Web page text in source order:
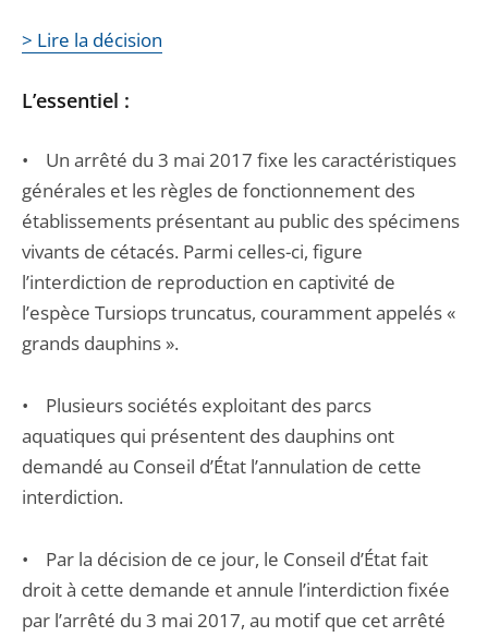
> Lire la décision
L’essentiel :
• Un arrêté du 3 mai 2017 fixe les caractéristiques
générales et les règles de fonctionnement des
établissements présentant au public des spécimens
vivants de cétacés. Parmi celles-ci, figure
l’interdiction de reproduction en captivité de
l’espèce Tursiops truncatus, couramment appelés «
grands dauphins ».
• Plusieurs sociétés exploitant des parcs
aquatiques qui présentent des dauphins ont
demandé au Conseil d’État l’annulation de cette
interdiction.
• Par la décision de ce jour, le Conseil d’État fait
droit à cette demande et annule l’interdiction fixée
par l’arrêté du 3 mai 2017, au motif que cet arrêté